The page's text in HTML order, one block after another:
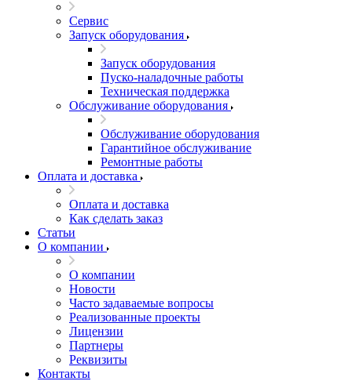
Сервис
Запуск оборудования
Запуск оборудования
Пуско-наладочные работы
Техническая поддержка
Обслуживание оборудования
Обслуживание оборудования
Гарантийное обслуживание
Ремонтные работы
Оплата и доставка
Оплата и доставка
Как сделать заказ
Статьи
О компании
О компании
Новости
Часто задаваемые вопросы
Реализованные проекты
Лицензии
Партнеры
Реквизиты
Контакты